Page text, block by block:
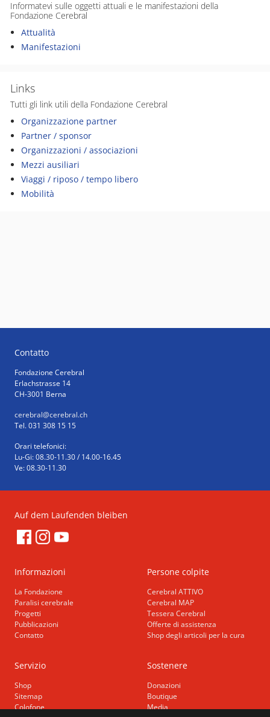
Informatevi sulle oggetti attuali e le manifestazioni della
Fondazione Cerebral
Attualità
Manifestazioni
Links
Tutti gli link utili della Fondazione Cerebral
Organizzazione partner
Partner / sponsor
Organizzazioni / associazioni
Mezzi ausiliari
Viaggi / riposo / tempo libero
Mobilità
Contatto
Fondazione Cerebral
Erlachstrasse 14
CH-3001 Berna
cerebral@cerebral.ch
Tel. 031 308 15 15
Orari telefonici:
Lu-Gi: 08.30-11.30 / 14.00-16.45
Ve: 08.30-11.30
Auf dem Laufenden bleiben
Informazioni
La Fondazione
Paralisi cerebrale
Progetti
Pubblicazioni
Contatto
Persone colpite
Cerebral ATTIVO
Cerebral MAP
Tessera Cerebral
Offerte di assistenza
Shop degli articoli per la cura
Servizio
Shop
Sitemap
Colofone
Sostenere
Donazioni
Boutique
Media